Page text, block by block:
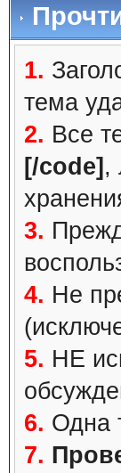
1.
тема
2. Все
[/code] ,
3.
4. Не
5. НЕ
6. Одна
7.